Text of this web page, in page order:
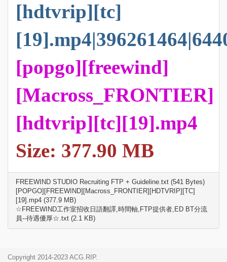
[hdtvrip][tc]
[popgo][freewind]
[Macross_FRONTIER]
[hdtvrip][tc][19].mp4
Size: 377.90 MB
FREEWIND STUDIO Recruiting FTP + Guideline.txt (541 Bytes)
[POPGO][FREEWIND][Macross_FRONTIER][HDTVRIP][TC]
[19].mp4 (377.9 MB)
☆FREEWIND工作室招收日語翻譯,時間軸,FTP提供者,ED BT分流
員--待遇優厚☆.txt (2.1 KB)
Copyright 2014-2023 ACG.RIP.